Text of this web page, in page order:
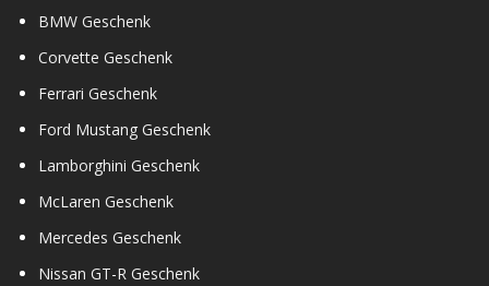
BMW Geschenk
Corvette Geschenk
Ferrari Geschenk
Ford Mustang Geschenk
Lamborghini Geschenk
McLaren Geschenk
Mercedes Geschenk
Nissan GT-R Geschenk